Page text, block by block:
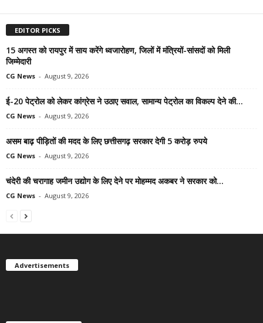
EDITOR PICKS
15 अगस्त को रायपुर में साय करेंगे ध्वजारोहण, जिलों में मंत्रियों-सांसदों को मिली
जिम्मेदारी
CG News - August 9, 2026
ई-20 पेट्रोल को लेकर कांग्रेस ने उठाए सवाल, सामान्य पेट्रोल का विकल्प देने की...
CG News - August 9, 2026
असम बाढ़ पीड़ितों की मदद के लिए छत्तीसगढ़ सरकार देगी 5 करोड़ रुपये
CG News - August 9, 2026
चंदेरी की चरागाह जमीन उद्योग के लिए देने पर मोहम्मद अकबर ने सरकार को...
CG News - August 9, 2026
Advertisements